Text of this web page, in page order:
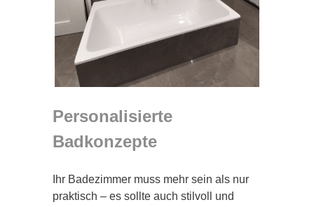
Personalisierte
Badkonzepte
Ihr Badezimmer muss mehr sein als nur
praktisch – es sollte auch stilvoll und